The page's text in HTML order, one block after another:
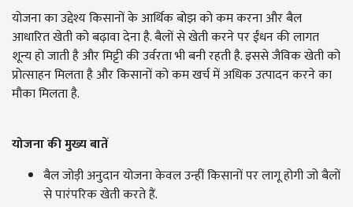
योजना का उद्देश्य किसानों के आर्थिक बोझ को कम करना और बैल
आधारित खेती को बढ़ावा देना है. बैलों से खेती करने पर ईंधन की लागत
शून्य हो जाती है और मिट्टी की उर्वरता भी बनी रहती है. इससे जैविक खेती को
प्रोत्साहन मिलता है और किसानों को कम खर्च में अधिक उत्पादन करने का
मौका मिलता है.
योजना की मुख्य बातें
बैल जोड़ी अनुदान योजना केवल उन्हीं किसानों पर लागू होगी जो बैलों
से पारंपरिक खेती करते हैं.